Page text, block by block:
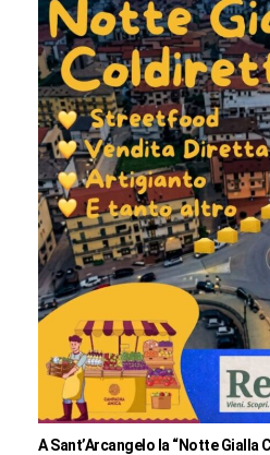
A Sant’Arcangelo la “Notte Gialla